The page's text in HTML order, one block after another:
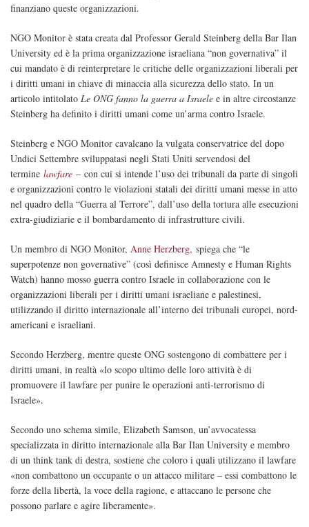
finanziano queste organizzazioni.
NGO Monitor è stata creata dal Professor Gerald Steinberg della Bar Ilan
University ed è la prima organizzazione israeliana “non governativa” il
cui mandato è di reinterpretare le critiche delle organizzazioni liberali per
i diritti umani in chiave di minaccia alla sicurezza dello stato. In un
articolo intitolato Le ONG fanno la guerra a Israele e in altre circostanze
Steinberg ha definito i diritti umani come un’arma contro Israele.
Steinberg e NGO Monitor cavalcano la vulgata conservatrice del dopo
Undici Settembre sviluppatasi negli Stati Uniti servendosi del
termine lawfare – con cui si intende l’uso dei tribunali da parte di singoli
e organizzazioni contro le violazioni statali dei diritti umani messe in atto
nel quadro della “Guerra al Terrore”, dall’uso della tortura alle esecuzioni
extra-giudiziarie e il bombardamento di infrastrutture civili.
Un membro di NGO Monitor, Anne Herzberg, spiega che “le
superpotenze non governative” (così definisce Amnesty e Human Rights
Watch) hanno mosso guerra contro Israele in collaborazione con le
organizzazioni liberali per i diritti umani israeliane e palestinesi,
utilizzando il diritto internazionale all’interno dei tribunali europei, nord-
americani e israeliani.
Secondo Herzberg, mentre queste ONG sostengono di combattere per i
diritti umani, in realtà «lo scopo ultimo delle loro attività è di
promuovere il lawfare per punire le operazioni anti-terrorismo di
Israele».
Secondo uno schema simile, Elizabeth Samson, un’avvocatessa
specializzata in diritto internazionale alla Bar Ilan University e membro
di un think tank di destra, sostiene che coloro i quali utilizzano il lawfare
«non combattono un occupante o un attacco militare – essi combattono le
forze della libertà, la voce della ragione, e attaccano le persone che
possono parlare e agire liberamente».